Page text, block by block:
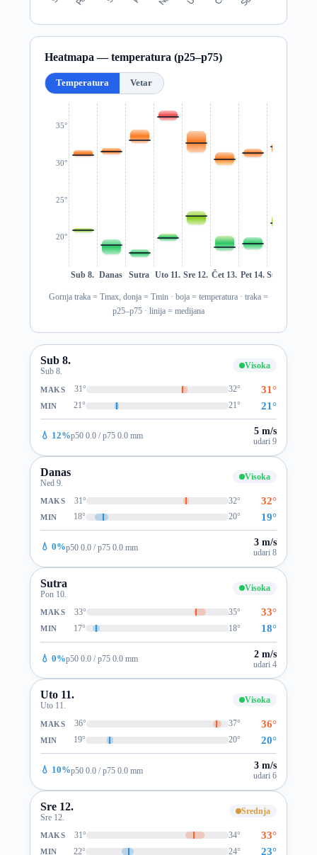
Heatmapa — temperatura (p25–p75)
Temperatura Vetar
20°
25°
30°
35°
Sub 8. Danas Sutra Uto 11. Sre 12. Čet 13. Pet 14. Sub 15.
Gornja traka = Tmax, donja = Tmin · boja = temperatura · traka =
p25–p75 · linija = medijana
Sub 8.
Sub 8.
Visoka
MAKS 31° 32° 31°
MIN 21° 21° 21°
💧 12%p50 0.0 / p75 0.0 mm 5 m/s
udari 9
Danas
Ned 9.
Visoka
MAKS 31° 32° 32°
MIN 18° 20° 19°
💧 0%p50 0.0 / p75 0.0 mm 3 m/s
udari 8
Sutra
Pon 10.
Visoka
MAKS 33° 35° 33°
MIN 17° 18° 18°
💧 0%p50 0.0 / p75 0.0 mm 2 m/s
udari 4
Uto 11.
Uto 11.
Visoka
MAKS 36° 37° 36°
MIN 19° 20° 20°
💧 10%p50 0.0 / p75 0.0 mm 3 m/s
udari 6
Sre 12.
Sre 12.
Srednja
MAKS 31° 34° 33°
MIN 22° 24° 23°